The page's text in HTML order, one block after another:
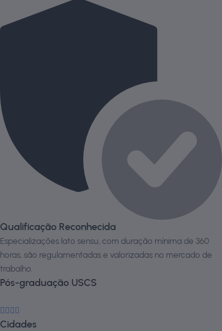
Qualificação Reconhecida
Especializações lato sensu, com duração mínima de 360
horas, são regulamentadas e valorizadas no mercado de
trabalho.
Pós-graduação USCS
Cidades